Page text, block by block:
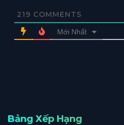
219 COMMENTS
Mới Nhất
Bảng Xếp Hạng